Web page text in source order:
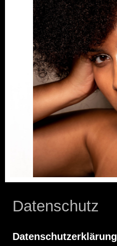
Datenschutz
Datenschutzerklärung